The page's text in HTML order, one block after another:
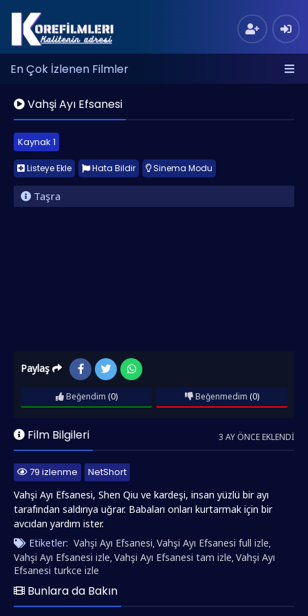
En Çok İzlenen Filmler
Vahşi Ayı Efsanesi
Kaynak 1
Listeye Ekle Hata Bildir Sinema Modu
Taşra
Paylaş
Beğendim (0) Beğenmedim (0)
Film Bilgileri 3 AY ÖNCE EKLENDI
79 izlenme
NetShort
Vahşi Ayı Efsanesi, Shen Qiu ve kardeşi, insan yüzlü bir ayı
tarafından saldırıya uğrar. Babaları onları kurtarmak için bir
avcıdan yardım ister.
Etiketler: Vahşi Ayı Efsanesi,Vahşi Ayı Efsanesi full izle,
Vahşi Ayı Efsanesi izle,Vahşi Ayı Efsanesi tam izle,Vahşi Ayı
Efsanesi turkce izle
Bunlara da Bakın